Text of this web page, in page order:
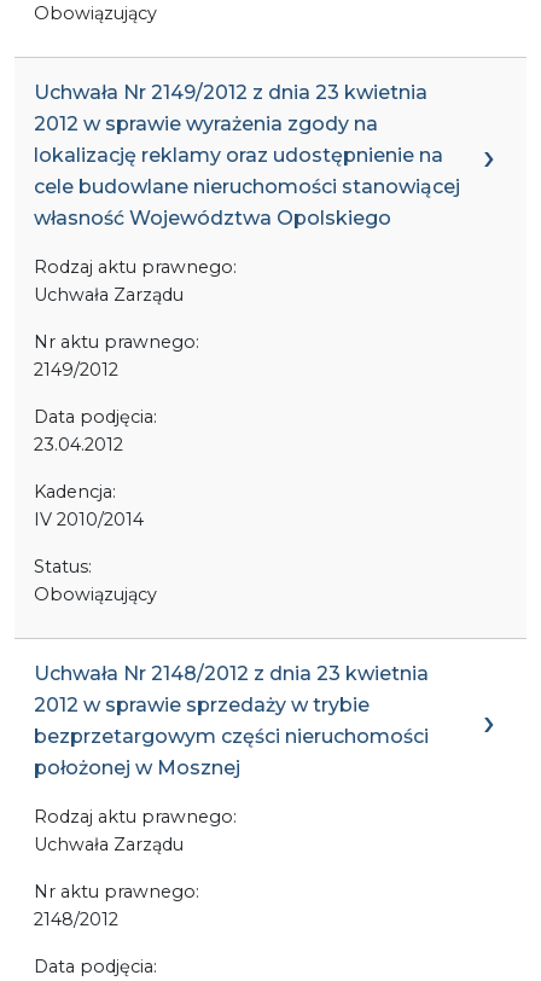
Obowiązujący
Uchwała Nr 2149/2012 z dnia 23 kwietnia
2012 w sprawie wyrażenia zgody na
lokalizację reklamy oraz udostępnienie na
cele budowlane nieruchomości stanowiącej
własność Województwa Opolskiego
Rodzaj aktu prawnego:
Uchwała Zarządu
Nr aktu prawnego:
2149/2012
Data podjęcia:
23.04.2012
Kadencja:
IV 2010/2014
Status:
Obowiązujący
Uchwała Nr 2148/2012 z dnia 23 kwietnia
2012 w sprawie sprzedaży w trybie
bezprzetargowym części nieruchomości
położonej w Mosznej
Rodzaj aktu prawnego:
Uchwała Zarządu
Nr aktu prawnego:
2148/2012
Data podjęcia: